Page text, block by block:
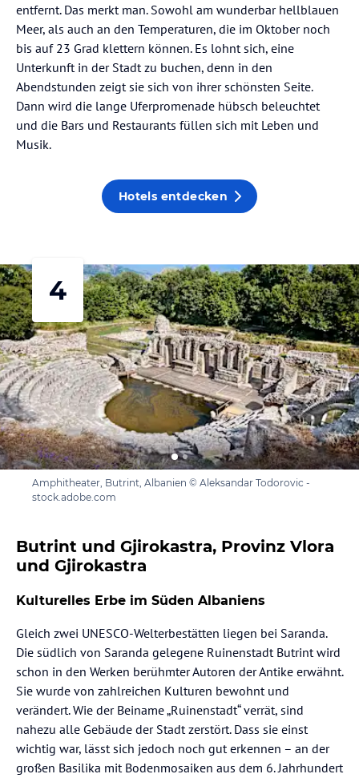
entfernt. Das merkt man. Sowohl am wunderbar hellblauen
Meer, als auch an den Temperaturen, die im Oktober noch
bis auf 23 Grad klettern können. Es lohnt sich, eine
Unterkunft in der Stadt zu buchen, denn in den
Abendstunden zeigt sie sich von ihrer schönsten Seite.
Dann wird die lange Uferpromenade hübsch beleuchtet
und die Bars und Restaurants füllen sich mit Leben und
Musik.
Hotels entdecken
4
Amphitheater, Butrint, Albanien © Aleksandar Todorovic -
stock.adobe.com
Butrint und Gjirokastra, Provinz Vlora
und Gjirokastra
Kulturelles Erbe im Süden Albaniens
Gleich zwei UNESCO-Welterbestätten liegen bei Saranda.
Die südlich von Saranda gelegene Ruinenstadt Butrint wird
schon in den Werken berühmter Autoren der Antike erwähnt.
Sie wurde von zahlreichen Kulturen bewohnt und
verändert. Wie der Beiname „Ruinenstadt“ verrät, sind
nahezu alle Gebäude der Stadt zerstört. Dass sie einst
wichtig war, lässt sich jedoch noch gut erkennen – an der
großen Basilika mit Bodenmosaiken aus dem 6. Jahrhundert